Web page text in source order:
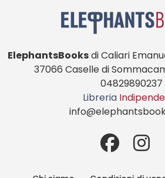
ElephantsBooksdi Caliari
37066 Caselle di
04829890237
Libreria